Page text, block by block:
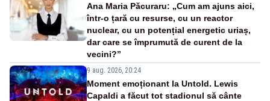
Ana Maria Păcuraru: „Cum am ajuns aici,
într-o țară cu resurse, cu un reactor
nuclear, cu un potențial energetic uriaș,
dar care se împrumută de curent de la
vecini?”
9 aug. 2026, 20:24
Moment emoționant la Untold. Lewis
Capaldi a făcut tot stadionul să cânte